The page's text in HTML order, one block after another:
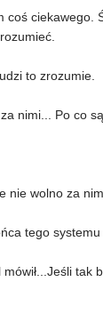
coś
to zrozumie.
nimi... Po co
nie wolno za
tego systemu